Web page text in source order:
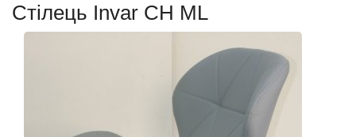
Стілець Invar CH ML